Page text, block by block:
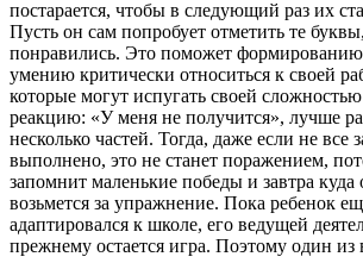
постарается, чтобы в следующий раз их
Пусть он сам попробует отметить те
понравились. Это поможет
умению критически относиться к своей
которые могут испугать своей
реакцию: «У меня не получится», лучше
несколько частей. Тогда, даже если не все
выполнено, это не станет поражением,
запомнит маленькие победы и завтра куда
возьмется за упражнение. Пока ребенок
адаптировался к школе, его ведущей
прежнему остается игра. Поэтому один